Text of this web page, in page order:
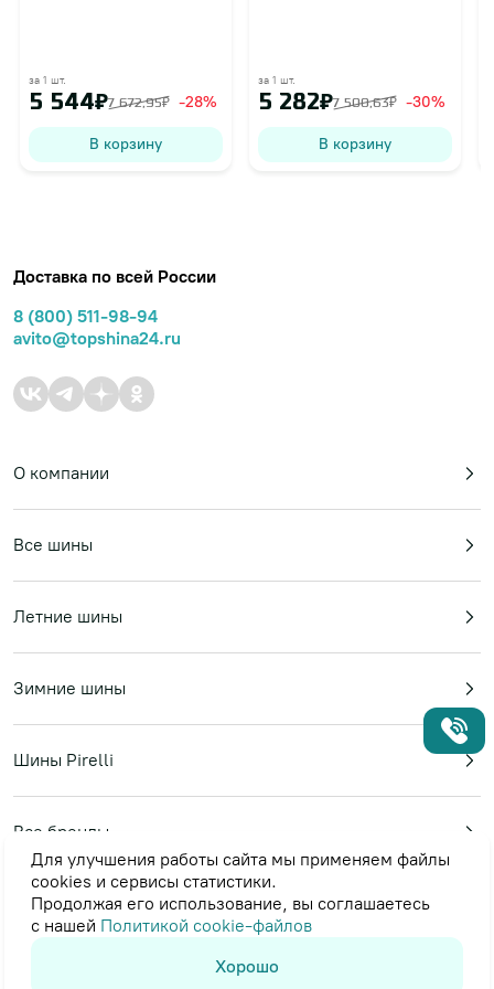
за 1 шт.
5 544₽7 672,95₽ -28%
В корзину
за 1 шт.
5 282₽7 500,63₽ -30%
В корзину
Доставка по всей России
8 (800) 511-98-94
avito@topshina24.ru
О компании
Все шины
Летние шины
Зимние шины
Шины Pirelli
Все бренды
Пользовательское соглашение
Политика в отношении обработки персональных данных
Для улучшения работы сайта мы применяем файлы
cookies и сервисы статистики.
Продолжая его использование, вы соглашаетесь
с нашей Политикой cookie-файлов
Хорошо